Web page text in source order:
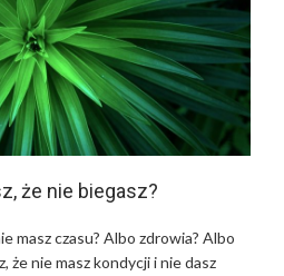
że nie biegasz?
masz czasu? Albo zdrowia? Albo
że nie masz kondycji i nie dasz